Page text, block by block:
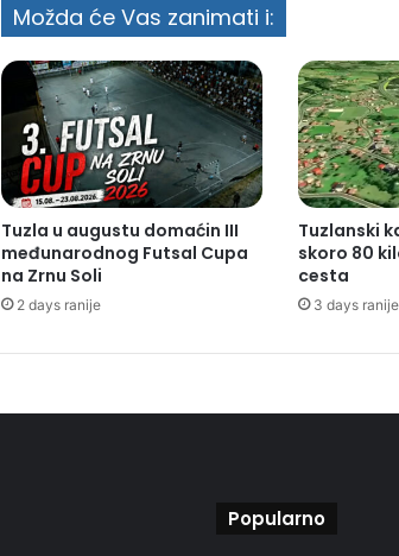
Možda će Vas zanimati i:
Tuzla u augustu domaćin III
međunarodnog Futsal Cupa
na Zrnu Soli
2 days ranije
Tuzlanski
skoro 80
cesta
3 days ranije
Popularno